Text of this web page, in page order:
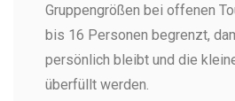
Gruppengrößen bei offenen
bis 16 Personen begrenzt,
persönlich bleibt und die
überfüllt werden.